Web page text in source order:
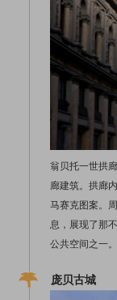
翁贝托一世拱
廊建筑。拱廊
马赛克图案。
息，展现了那
公共空间之一。
庞贝古城